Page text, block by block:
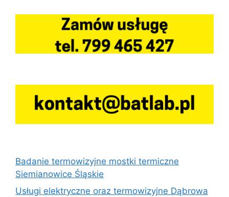
Badanie termowizyjne mostki termiczne
Siemianowice Śląskie
Usługi elektryczne oraz termowizyjne Dąbrowa